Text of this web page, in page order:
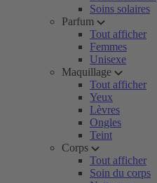
Soins solaires
Parfum
Tout afficher
Femmes
Unisexe
Maquillage
Tout afficher
Yeux
Lèvres
Ongles
Teint
Corps
Tout afficher
Soin du corps